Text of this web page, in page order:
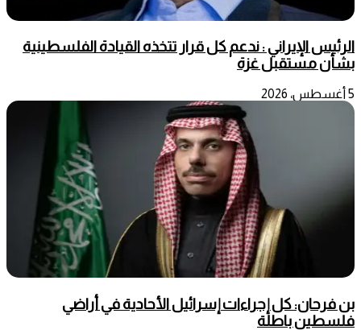
الرئيس الإيراني : ندعم كل قرار تتخذه القيادة الفلسطينية
بشأن مستقبل غزة
5 أغسطس، 2026
بن فرحان: كل إجراءات إسرائيل الأحادية في أراضي
فلسطين باطلة